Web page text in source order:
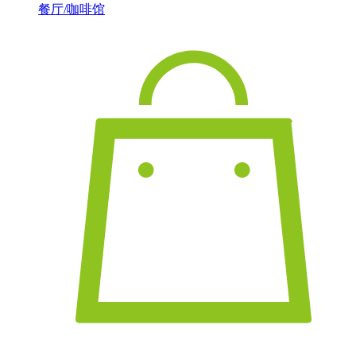
餐厅/咖啡馆